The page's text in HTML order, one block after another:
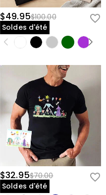
$49.95$100.00
Soldes d'été
$32.95$70.00
Soldes d'été